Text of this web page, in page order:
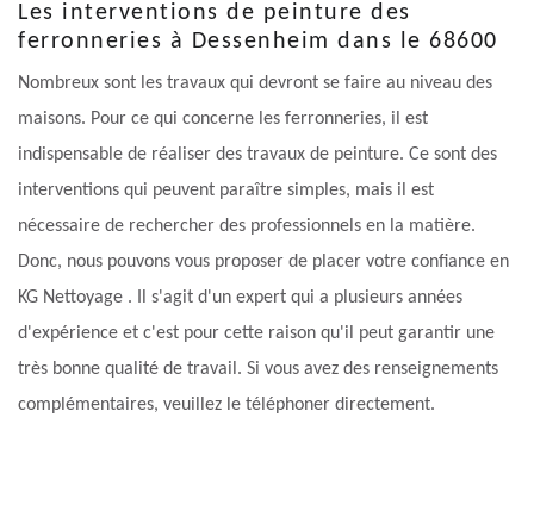
Les interventions de peinture des
ferronneries à Dessenheim dans le 68600
Nombreux sont les travaux qui devront se faire au niveau des
maisons. Pour ce qui concerne les ferronneries, il est
indispensable de réaliser des travaux de peinture. Ce sont des
interventions qui peuvent paraître simples, mais il est
nécessaire de rechercher des professionnels en la matière.
Donc, nous pouvons vous proposer de placer votre confiance en
KG Nettoyage . Il s'agit d'un expert qui a plusieurs années
d'expérience et c'est pour cette raison qu'il peut garantir une
très bonne qualité de travail. Si vous avez des renseignements
complémentaires, veuillez le téléphoner directement.